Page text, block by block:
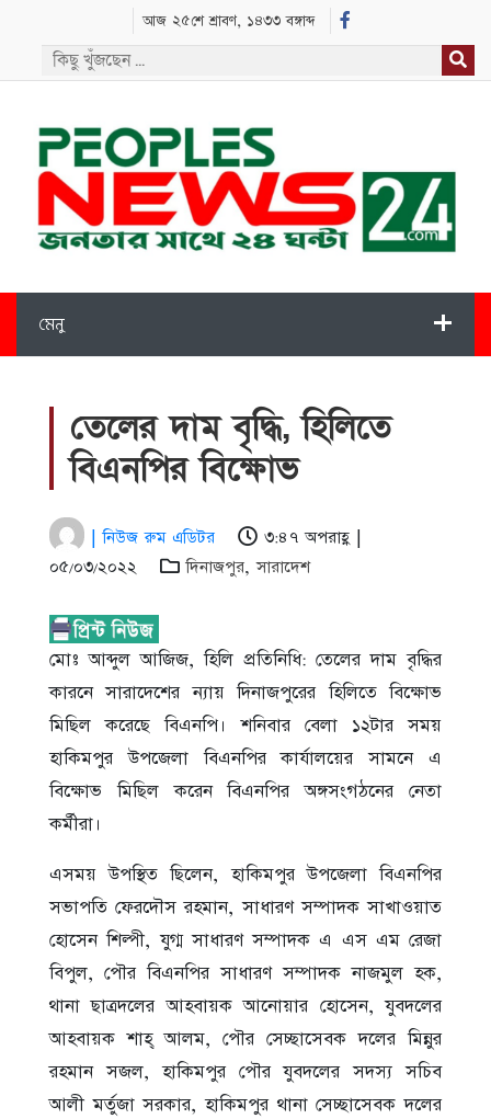
আজ ২৫শে শ্রাবণ, ১৪৩৩ বঙ্গাব্দ
মেনু
তেলের দাম বৃদ্ধি, হিলিতে
বিএনপির বিক্ষোভ
| নিউজ রুম এডিটর
৩:৪৭ অপরাহ্ণ |
০৫/০৩/২০২২
দিনাজপুর,সারাদেশ
মোঃ আব্দুল আজিজ, হিলি প্রতিনিধি: তেলের দাম বৃদ্ধির
কারনে সারাদেশের ন্যায় দিনাজপুরের হিলিতে বিক্ষোভ
মিছিল করেছে বিএনপি। শনিবার বেলা ১২টার সময়
হাকিমপুর উপজেলা বিএনপির কার্যালয়ের সামনে এ
বিক্ষোভ মিছিল করেন বিএনপির অঙ্গসংগঠনের নেতা
কর্মীরা।
এসময় উপস্থিত ছিলেন, হাকিমপুর উপজেলা বিএনপির
সভাপতি ফেরদৌস রহমান, সাধারণ সম্পাদক সাখাওয়াত
হোসেন শিল্পী, যুগ্ম সাধারণ সম্পাদক এ এস এম রেজা
বিপুল, পৌর বিএনপির সাধারণ সম্পাদক নাজমুল হক,
থানা ছাত্রদলের আহবায়ক আনোয়ার হোসেন, যুবদলের
আহবায়ক শাহ্ আলম, পৌর সেচ্ছাসেবক দলের মিন্নুর
রহমান সজল, হাকিমপুর পৌর যুবদলের সদস্য সচিব
আলী মর্তুজা সরকার, হাকিমপুর থানা সেচ্ছাসেবক দলের